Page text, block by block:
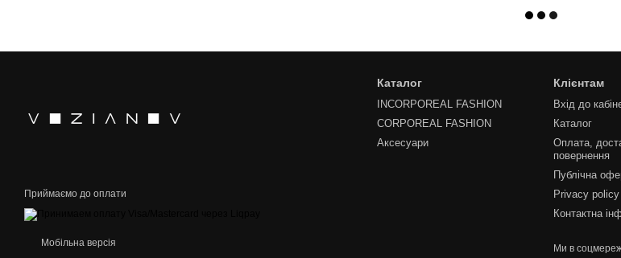
Приймаємо до оплати
Мобільна версія
Каталог
INCORPOREAL FASHION
CORPOREAL FASHION
Аксесуари
Клієнтам
Вхід до
Каталог
Оплата,
повернення
Публічна
Privacy policy
Контактна
Ми в